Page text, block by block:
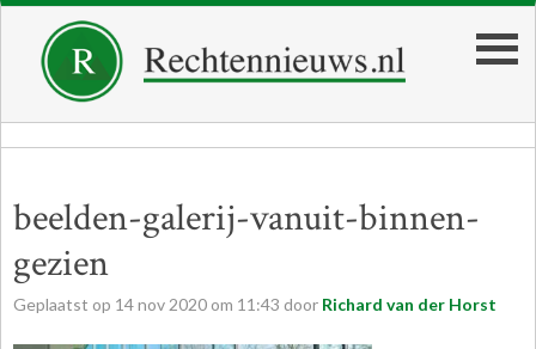
beelden-galerij-vanuit-binnen-
gezien
Geplaatst op 14nov 2020 om 11:43 door Richard van der Horst